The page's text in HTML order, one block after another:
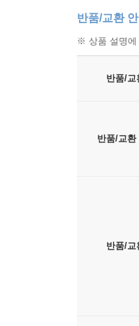
반품/교환 안
※ 상품 설명에
반품/교
반품/교환
반품/교